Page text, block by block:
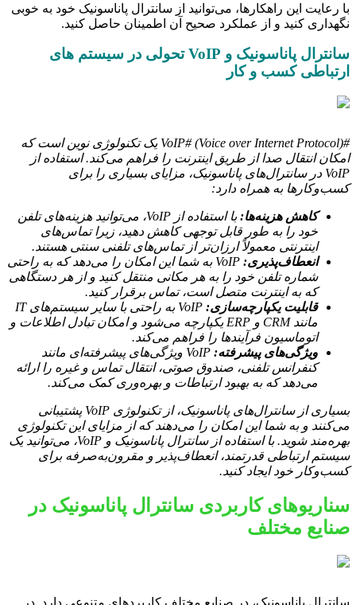
با رعایت این راهکارها، می‌توانید از سانترال پاناسونیک خود به خوبی
نگهداری کنید و از عملکرد صحیح آن اطمینان حاصل کنید.
سانترال پاناسونیک و VoIP تحولی در سیستم های
ارتباطی کسب و کار
#VoIP# (Voice over Internet Protocol) یک تکنولوژی نوین است که
امکان انتقال صدا از طریق اینترنت را فراهم می‌کند. استفاده از
VoIP در سانترال‌های پاناسونیک، مزایای بسیاری را برای
کسب‌وکارها به همراه دارد:
کاهش هزینه‌ها:
با استفاده از VoIP، می‌توانید هزینه‌های تلفن
خود را به طور قابل توجهی کاهش دهید، زیرا تماس‌های
اینترنتی معمولاً ارزان‌تر از تماس‌های تلفنی سنتی هستند.
انعطاف‌پذیری:
VoIP به شما این امکان را می‌دهد که به راحتی
شماره تلفن خود را به هر مکانی منتقل کنید و از هر دستگاهی
که به اینترنت متصل است، تماس برقرار کنید.
قابلیت یکپارچه‌سازی:
VoIP به راحتی با سایر سیستم‌های IT
مانند CRM و ERP یکپارچه می‌شود و امکان تبادل اطلاعات و
اتوماسیون فرآیندها را فراهم می‌کند.
ویژگی‌های پیشرفته:
VoIP ویژگی‌های پیشرفته‌ای مانند
کنفرانس تلفنی، صندوق صوتی، انتقال تماس و غیره را ارائه
می‌دهد که به بهبود ارتباطات و بهره‌وری کمک می‌کند.
بسیاری از سانترال‌های پاناسونیک، از تکنولوژی VoIP پشتیبانی
می‌کنند و به شما این امکان را می‌دهند که از مزایای این تکنولوژی
بهره‌مند شوید. با استفاده از سانترال پاناسونیک و VoIP، می‌توانید یک
سیستم ارتباطی قدرتمند، انعطاف‌پذیر و مقرون‌به‌صرفه برای
کسب‌وکار خود ایجاد کنید.
سناریوهای کاربردی سانترال پاناسونیک در
صنایع مختلف
سانترال پاناسونیک، در صنایع مختلف کاربردهای متنوعی دارد. در